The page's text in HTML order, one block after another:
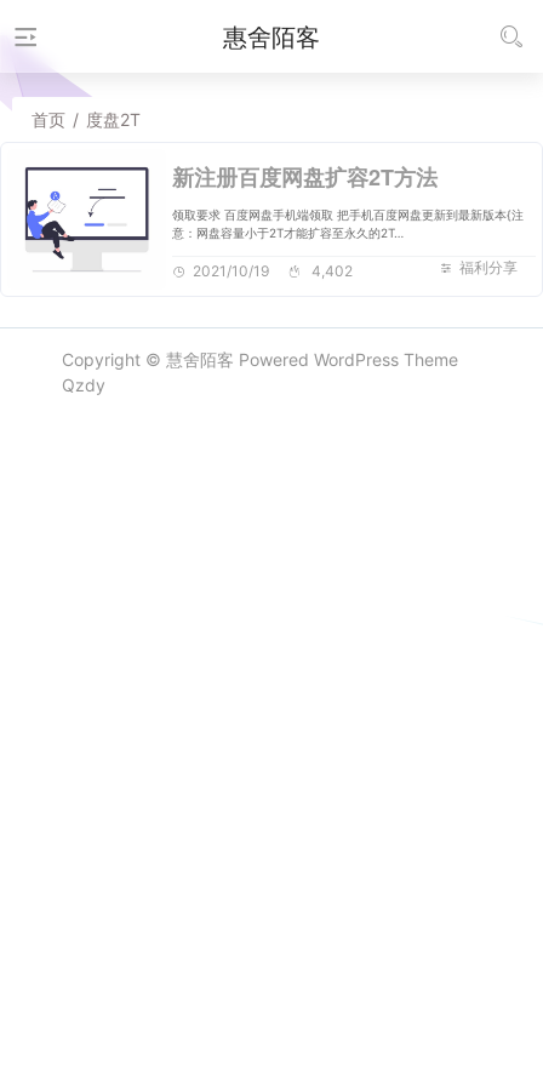
惠舍陌客
首页 / 度盘2T
新注册百度网盘扩容2T方法
领取要求 百度网盘手机端领取 把手机百度网盘更新到最新版本{注
意：网盘容量小于2T才能扩容至永久的2T…
福利分享
2021/10/19 4,402
Copyright © 慧舍陌客 Powered WordPressTheme
Qzdy